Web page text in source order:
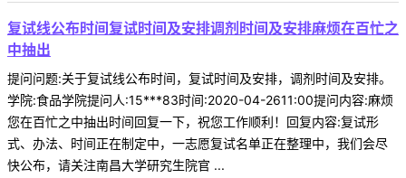
复试线公布时间复试时间及安排调剂时间及安排麻烦在百忙之
中抽出
提问问题:关于复试线公布时间，复试时间及安排，调剂时间及安排。
学院:食品学院提问人:15***83时间:2020-04-2611:00提问内容:麻烦
您在百忙之中抽出时间回复一下，祝您工作顺利！回复内容:复试形
式、办法、时间正在制定中，一志愿复试名单正在整理中，我们会尽
快公布，请关注南昌大学研究生院官 ...